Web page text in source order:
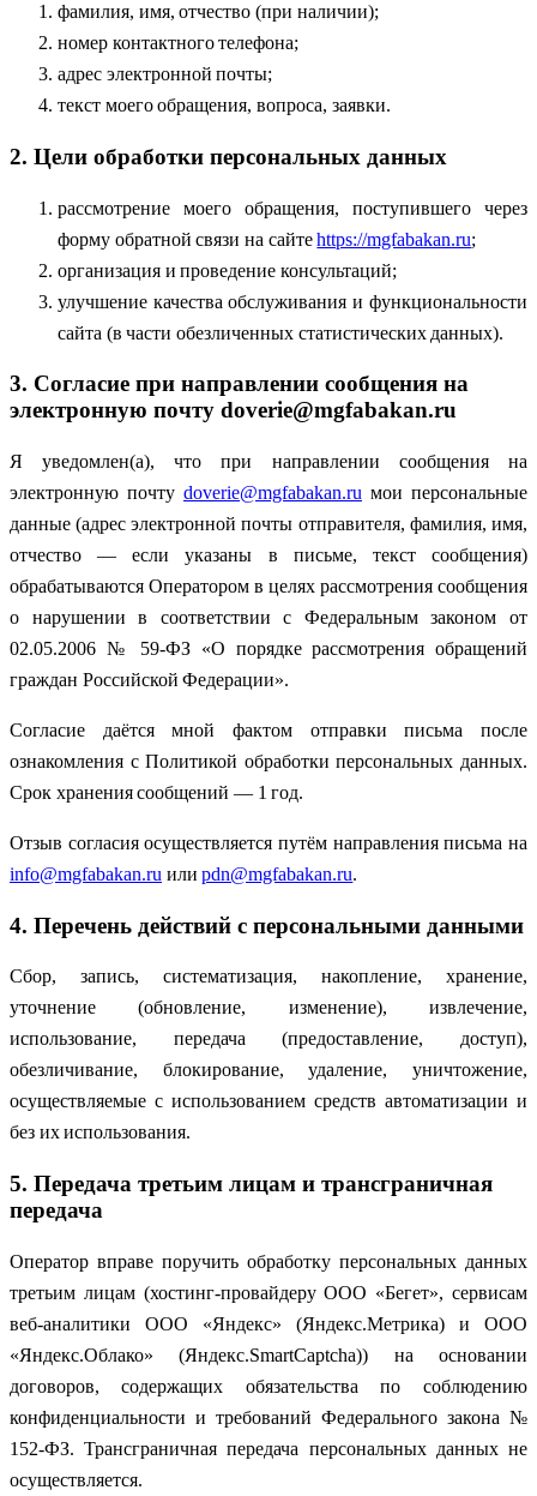
фамилия, имя, отчество (при наличии);
номер контактного телефона;
адрес электронной почты;
текст моего обращения, вопроса, заявки.
2. Цели обработки персональных данных
рассмотрение моего обращения, поступившего через
форму обратной связи на сайтеhttps://mgfabakan.ru;
организация и проведение консультаций;
улучшение качества обслуживания и функциональности
сайта (в части обезличенных статистических данных).
3. Согласие при направлении сообщения на
электронную почту doverie@mgfabakan.ru
Я уведомлен(а), что при направлении сообщения на
электронную почту doverie@mgfabakan.ru мои персональные
данные (адрес электронной почты отправителя, фамилия, имя,
отчество — если указаны в письме, текст сообщения)
обрабатываются Оператором в целях рассмотрения сообщения
о нарушении в соответствии с Федеральным законом от
02.05.2006 № 59-ФЗ «О порядке рассмотрения обращений
граждан Российской Федерации».
Согласие даётся мной фактом отправки письма после
ознакомления с Политикой обработки персональных данных.
Срок хранения сообщений — 1 год.
Отзыв согласия осуществляется путём направления письма на
info@mgfabakan.ru илиpdn@mgfabakan.ru.
4. Перечень действий с персональными данными
Сбор, запись, систематизация, накопление, хранение,
уточнение (обновление, изменение), извлечение,
использование, передача (предоставление, доступ),
обезличивание, блокирование, удаление, уничтожение,
осуществляемые с использованием средств автоматизации и
без их использования.
5. Передача третьим лицам и трансграничная
передача
Оператор вправе поручить обработку персональных данных
третьим лицам (хостинг-провайдеру ООО «Бегет», сервисам
веб-аналитики ООО «Яндекс» (Яндекс.Метрика) и ООО
«Яндекс.Облако» (Яндекс.SmartCaptcha)) на основании
договоров, содержащих обязательства по соблюдению
конфиденциальности и требований Федерального закона №
152-ФЗ. Трансграничная передача персональных данных не
осуществляется.